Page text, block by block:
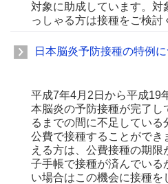
対象に助成しています。対
っしゃる方は接種をご検討
日本脳炎予防接種の特例
平成7年4月2日から平成19
本脳炎の予防接種が完了し
るまでの間に不足してい
公費で接種することができ
える方は、公費接種の期
子手帳で接種が済んでいる
い場合はこの機会に接種を